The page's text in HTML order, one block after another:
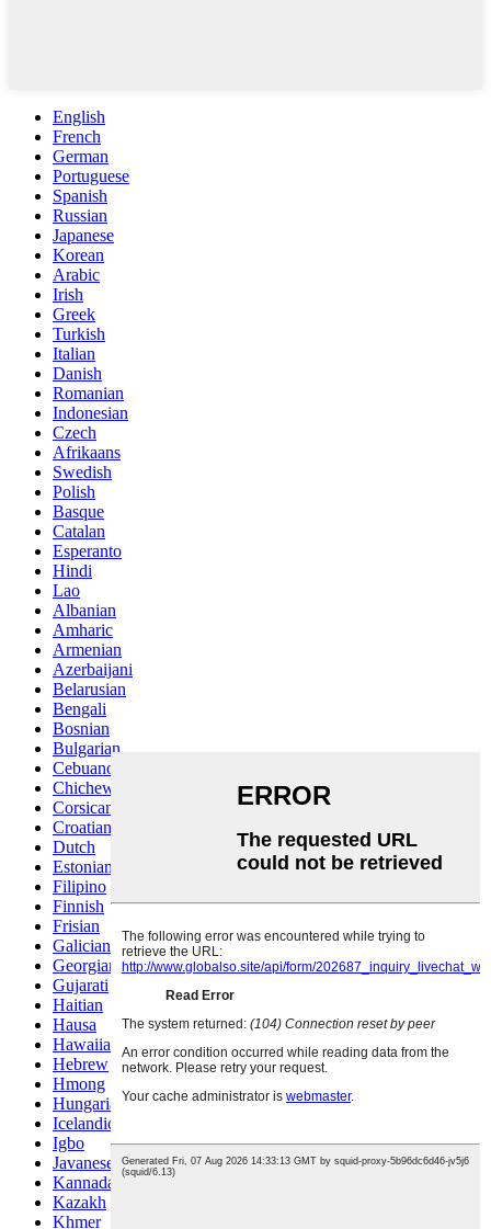
English
French
German
Portuguese
Spanish
Russian
Japanese
Korean
Arabic
Irish
Greek
Turkish
Italian
Danish
Romanian
Indonesian
Czech
Afrikaans
Swedish
Polish
Basque
Catalan
Esperanto
Hindi
Lao
Albanian
Amharic
Armenian
Azerbaijani
Belarusian
Bengali
Bosnian
Bulgarian
Cebuano
Chichewa
Corsican
Croatian
Dutch
Estonian
Filipino
Finnish
Frisian
Galician
Georgian
Gujarati
Haitian
Hausa
Hawaiian
Hebrew
Hmong
Hungarian
Icelandic
Igbo
Javanese
Kannada
Kazakh
Khmer